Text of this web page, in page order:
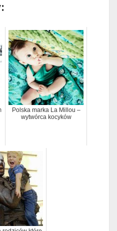
Polska marka La Millou –
wytwórca kocyków